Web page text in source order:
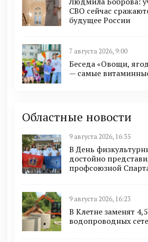
СВО сейчас
будущее России
7 августа 2026, 9:00
Беседа «Овощи,
— самые
Областные новости
9 августа 2026, 16:35
В День
достойно
профсоюзной
9 августа 2026, 16:23
В Клетне заменят
водопроводных